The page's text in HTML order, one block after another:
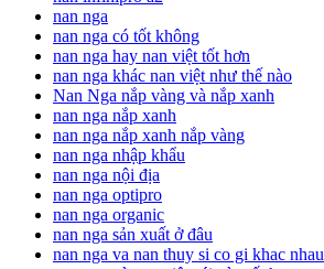
nan nga
nan nga có tốt không
nan nga hay nan việt tốt hơn
nan nga khác nan việt như thế nào
Nan Nga nắp vàng và nắp xanh
nan nga nắp xanh
nan nga nắp xanh nắp vàng
nan nga nhập khẩu
nan nga nội địa
nan nga optipro
nan nga organic
nan nga sản xuất ở đâu
nan nga va nan thuy si co gi khac nhau